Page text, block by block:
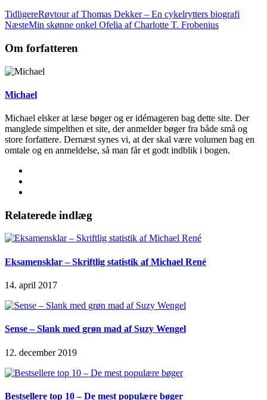
TidligereRøvtour af Thomas Dekker – En cykelrytters biografi
NæsteMin skønne onkel Ofelia af Charlotte T. Frobenius
Om forfatteren
Michael
Michael elsker at læse bøger og er idémageren bag dette site. Der
manglede simpelthen et site, der anmelder bøger fra både små og
store forfattere. Dernæst synes vi, at der skal være volumen bag en
omtale og en anmeldelse, så man får et godt indblik i bogen.
Relaterede indlæg
Eksamensklar – Skriftlig statistik af Michael René
14. april 2017
Sense – Slank med grøn mad af Suzy Wengel
12. december 2019
Bestsellere top 10 – De mest populære bøger